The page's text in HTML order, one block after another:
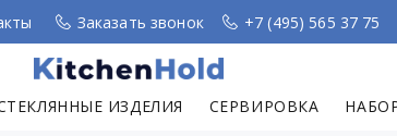
Заказать звонок +7 (495) 565 37 75
ИЗДЕЛИЯ СЕРВИРОВКА